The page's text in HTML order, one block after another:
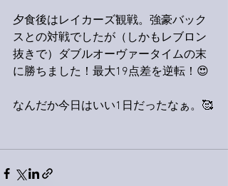
夕食後はレイカーズ観戦。強豪バック
スとの対戦でしたが（しかもレブロン
抜きで）ダブルオーヴァータイムの末
に勝ちました！最大19点差を逆転！😍
なんだか今日はいい1日だったなぁ。🥰